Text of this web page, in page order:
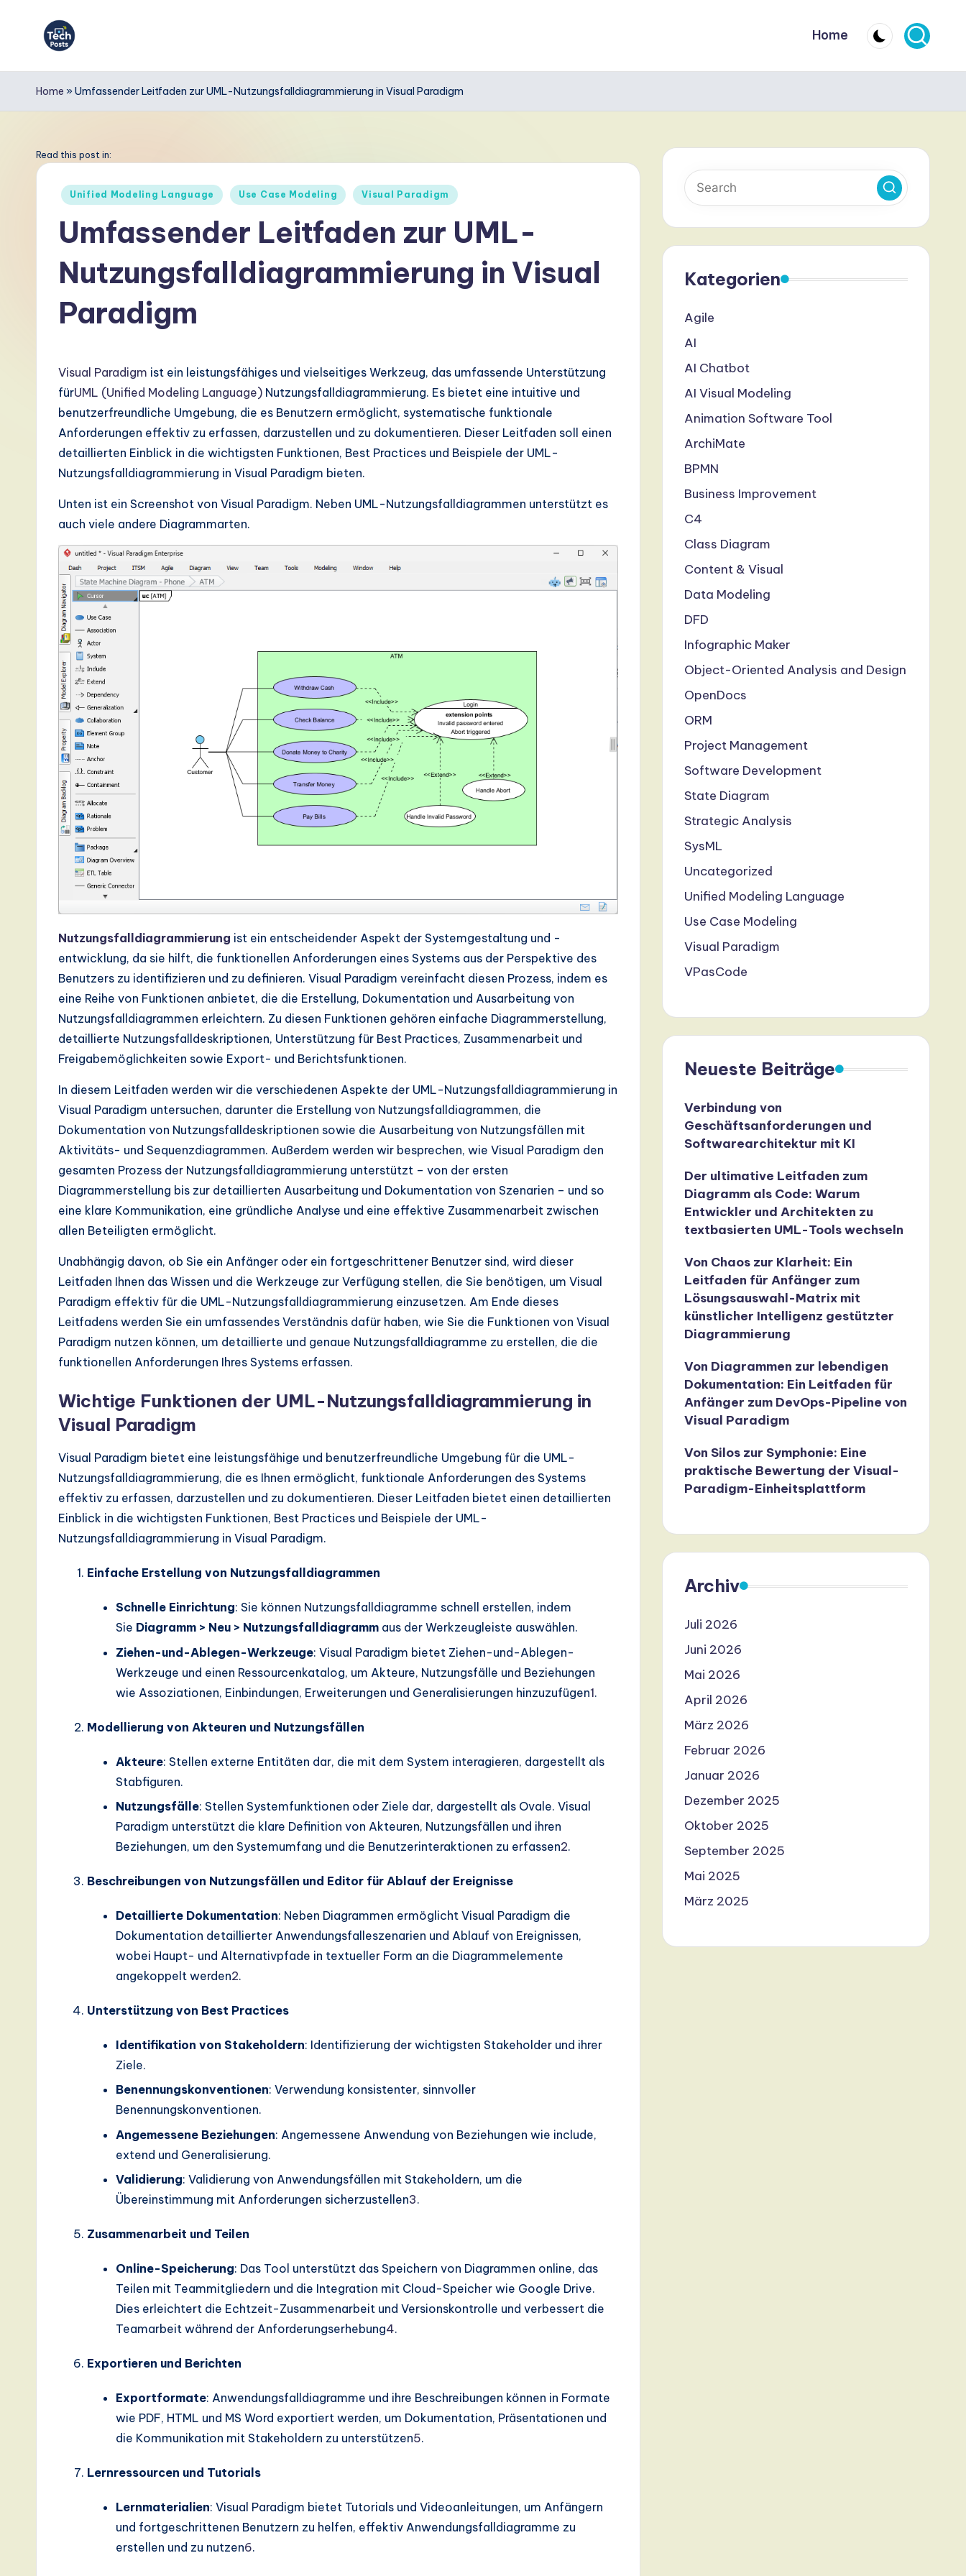
T
e
h
m
in
A
ft
w
it
In
Home
Home » Umfassender Leitfaden zur UML-Nutzungsfalldiagrammierung in Visual Paradigm
Read this post in:
Posted
Unified Modeling Language Use Case Modeling Visual Paradigm
Umfassender Leitfaden zur UML-
Nutzungsfalldiagrammierung in Visual
Paradigm
Visual Paradigm ist ein leistungsfähiges und vielseitiges Werkzeug, das umfassende Unterstützung
fürUML (Unified Modeling Language) Nutzungsfalldiagrammierung. Es bietet eine intuitive und
benutzerfreundliche Umgebung, die es Benutzern ermöglicht, systematische funktionale
Anforderungen effektiv zu erfassen, darzustellen und zu dokumentieren. Dieser Leitfaden soll einen
detaillierten Einblick in die wichtigsten Funktionen, Best Practices und Beispiele der UML-
Nutzungsfalldiagrammierung in Visual Paradigm bieten.
Unten ist ein Screenshot von Visual Paradigm. Neben UML-Nutzungsfalldiagrammen unterstützt es
auch viele andere Diagrammarten.
Nutzungsfalldiagrammierung ist ein entscheidender Aspekt der Systemgestaltung und -
entwicklung, da sie hilft, die funktionellen Anforderungen eines Systems aus der Perspektive des
Benutzers zu identifizieren und zu definieren. Visual Paradigm vereinfacht diesen Prozess, indem es
eine Reihe von Funktionen anbietet, die die Erstellung, Dokumentation und Ausarbeitung von
Nutzungsfalldiagrammen erleichtern. Zu diesen Funktionen gehören einfache Diagrammerstellung,
detaillierte Nutzungsfalldeskriptionen, Unterstützung für Best Practices, Zusammenarbeit und
Freigabemöglichkeiten sowie Export- und Berichtsfunktionen.
In diesem Leitfaden werden wir die verschiedenen Aspekte der UML-Nutzungsfalldiagrammierung in
Visual Paradigm untersuchen, darunter die Erstellung von Nutzungsfalldiagrammen, die
Dokumentation von Nutzungsfalldeskriptionen sowie die Ausarbeitung von Nutzungsfällen mit
Aktivitäts- und Sequenzdiagrammen. Außerdem werden wir besprechen, wie Visual Paradigm den
gesamten Prozess der Nutzungsfalldiagrammierung unterstützt – von der ersten
Diagrammerstellung bis zur detaillierten Ausarbeitung und Dokumentation von Szenarien – und so
eine klare Kommunikation, eine gründliche Analyse und eine effektive Zusammenarbeit zwischen
allen Beteiligten ermöglicht.
Unabhängig davon, ob Sie ein Anfänger oder ein fortgeschrittener Benutzer sind, wird dieser
Leitfaden Ihnen das Wissen und die Werkzeuge zur Verfügung stellen, die Sie benötigen, um Visual
Paradigm effektiv für die UML-Nutzungsfalldiagrammierung einzusetzen. Am Ende dieses
Leitfadens werden Sie ein umfassendes Verständnis dafür haben, wie Sie die Funktionen von Visual
Paradigm nutzen können, um detaillierte und genaue Nutzungsfalldiagramme zu erstellen, die die
funktionellen Anforderungen Ihres Systems erfassen.
Wichtige Funktionen der UML-Nutzungsfalldiagrammierung in
Visual Paradigm
Visual Paradigm bietet eine leistungsfähige und benutzerfreundliche Umgebung für die UML-
Nutzungsfalldiagrammierung, die es Ihnen ermöglicht, funktionale Anforderungen des Systems
effektiv zu erfassen, darzustellen und zu dokumentieren. Dieser Leitfaden bietet einen detaillierten
Einblick in die wichtigsten Funktionen, Best Practices und Beispiele der UML-
Nutzungsfalldiagrammierung in Visual Paradigm.
Einfache Erstellung von Nutzungsfalldiagrammen
Schnelle Einrichtung: Sie können Nutzungsfalldiagramme schnell erstellen, indem
Sie Diagramm > Neu > Nutzungsfalldiagramm aus der Werkzeugleiste auswählen.
Ziehen-und-Ablegen-Werkzeuge: Visual Paradigm bietet Ziehen-und-Ablegen-
Werkzeuge und einen Ressourcenkatalog, um Akteure, Nutzungsfälle und Beziehungen
wie Assoziationen, Einbindungen, Erweiterungen und Generalisierungen hinzuzufügen1.
Modellierung von Akteuren und Nutzungsfällen
Akteure: Stellen externe Entitäten dar, die mit dem System interagieren, dargestellt als
Stabfiguren.
Nutzungsfälle: Stellen Systemfunktionen oder Ziele dar, dargestellt als Ovale. Visual
Paradigm unterstützt die klare Definition von Akteuren, Nutzungsfällen und ihren
Beziehungen, um den Systemumfang und die Benutzerinteraktionen zu erfassen2.
Beschreibungen von Nutzungsfällen und Editor für Ablauf der Ereignisse
Detaillierte Dokumentation: Neben Diagrammen ermöglicht Visual Paradigm die
Dokumentation detaillierter Anwendungsfalleszenarien und Ablauf von Ereignissen,
wobei Haupt- und Alternativpfade in textueller Form an die Diagrammelemente
angekoppelt werden2.
Unterstützung von Best Practices
Identifikation von Stakeholdern: Identifizierung der wichtigsten Stakeholder und ihrer
Ziele.
Benennungskonventionen: Verwendung konsistenter, sinnvoller
Benennungskonventionen.
Angemessene Beziehungen: Angemessene Anwendung von Beziehungen wie include,
extend und Generalisierung.
Validierung: Validierung von Anwendungsfällen mit Stakeholdern, um die
Übereinstimmung mit Anforderungen sicherzustellen3.
Zusammenarbeit und Teilen
Online-Speicherung: Das Tool unterstützt das Speichern von Diagrammen online, das
Teilen mit Teammitgliedern und die Integration mit Cloud-Speicher wie Google Drive.
Dies erleichtert die Echtzeit-Zusammenarbeit und Versionskontrolle und verbessert die
Teamarbeit während der Anforderungserhebung4.
Exportieren und Berichten
Exportformate: Anwendungsfalldiagramme und ihre Beschreibungen können in Formate
wie PDF, HTML und MS Word exportiert werden, um Dokumentation, Präsentationen und
die Kommunikation mit Stakeholdern zu unterstützen5.
Lernressourcen und Tutorials
Lernmaterialien: Visual Paradigm bietet Tutorials und Videoanleitungen, um Anfängern
und fortgeschrittenen Benutzern zu helfen, effektiv Anwendungsfalldiagramme zu
erstellen und zu nutzen6.
Kategorien
Agile
AI
AI Chatbot
AI Visual Modeling
Animation Software Tool
ArchiMate
BPMN
Business Improvement
C4
Class Diagram
Content & Visual
Data Modeling
DFD
Infographic Maker
Object-Oriented Analysis and Design
OpenDocs
ORM
Project Management
Software Development
State Diagram
Strategic Analysis
SysML
Uncategorized
Unified Modeling Language
Use Case Modeling
Visual Paradigm
VPasCode
Neueste Beiträge
Verbindung von
Geschäftsanforderungen und
Softwarearchitektur mit KI
Der ultimative Leitfaden zum
Diagramm als Code: Warum
Entwickler und Architekten zu
textbasierten UML-Tools wechseln
Von Chaos zur Klarheit: Ein
Leitfaden für Anfänger zum
Lösungsauswahl-Matrix mit
künstlicher Intelligenz gestützter
Diagrammierung
Von Diagrammen zur lebendigen
Dokumentation: Ein Leitfaden für
Anfänger zum DevOps-Pipeline von
Visual Paradigm
Von Silos zur Symphonie: Eine
praktische Bewertung der Visual-
Paradigm-Einheitsplattform
Archiv
Juli 2026
Juni 2026
Mai 2026
April 2026
März 2026
Februar 2026
Januar 2026
Dezember 2025
Oktober 2025
September 2025
Mai 2025
März 2025